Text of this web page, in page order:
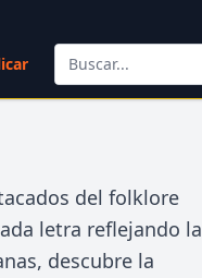
del folklore
letra reflejando la
descubre la